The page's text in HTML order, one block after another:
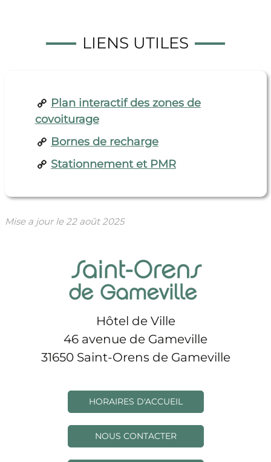
LIENS UTILES
Plan interactif des zones de
covoiturage
Bornes de recharge
Stationnement et PMR
Mise a jour le22 août 2025
Hôtel de Ville
46 avenue de Gameville
31650 Saint-Orens de Gameville
HORAIRES D'ACCUEIL
NOUS CONTACTER